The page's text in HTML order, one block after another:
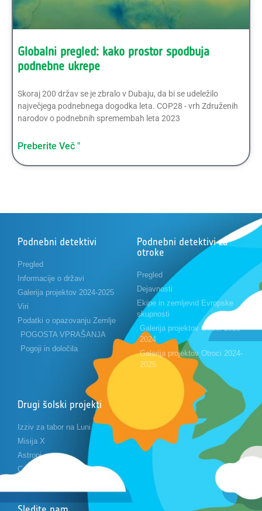
Globalni pregled: kako prostor spodbuja
podnebne ukrepe
Skoraj 200 držav se je zbralo v Dubaju, da bi se udeležilo
največjega podnebnega dogodka leta. COP28 - vrh Združenih
narodov o podnebnih spremembah leta 2023
Preberite Več "
Podnebni detektivi
Pregled
Informacije o državi
Galerija projektov 2024-2025
Viri
Podatki o opazovanju Zemlje
POGOSTA VPRAŠANJA
Pogoji in določila
Podnebni detektivi za
otroke
Pregled
Dejavnosti
Ekipe in zemljevid Evropske
skupnosti
Galerija projektov Otroci 2023-
2024
Galerija projektov Otroci 2024-
2025
Drugi šolski projekti
Izziv za tabor na Luni
Misija X
Astropi
Cansat